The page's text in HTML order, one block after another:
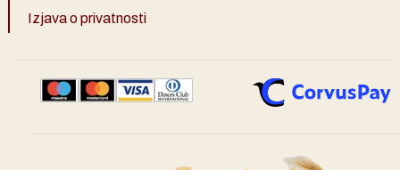
Izjava o privatnosti